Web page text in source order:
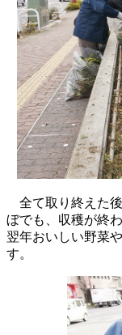
全て取り終えた
ぼでも、収穫が終
翌年おいしい野菜
す。